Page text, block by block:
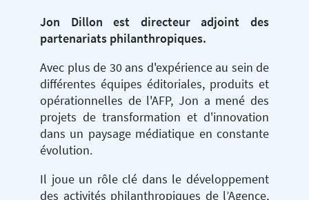
Jon Dillon est directeur adjoint des
partenariats philanthropiques.
Avec plus de 30 ans d'expérience au sein de
différentes équipes éditoriales, produits et
opérationnelles de l'AFP, Jon a mené des
projets de transformation et d'innovation
dans un paysage médiatique en constante
évolution.
Il joue un rôle clé dans le développement
des activités philanthropiques de l’Agence,